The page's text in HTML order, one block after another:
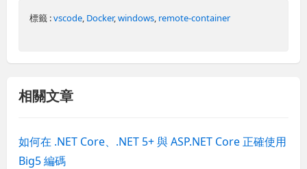
標籤 :vscode, Docker,windows, remote-container
相關文章
如何在 .NET Core、.NET 5+ 與 ASP.NET Core 正確使用
Big5 編碼